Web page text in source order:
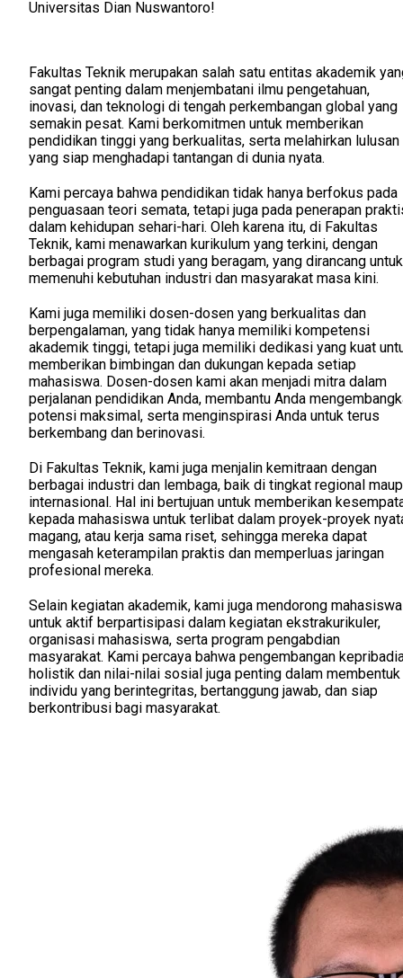
Universitas Dian Nuswantoro!
Fakultas Teknik merupakan salah satu entitas akademik
sangat penting dalam menjembatani ilmu pengetahuan,
inovasi, dan teknologi di tengah perkembangan global yang
semakin pesat. Kami berkomitmen untuk memberikan
pendidikan tinggi yang berkualitas, serta melahirkan lulusan
yang siap menghadapi tantangan di dunia nyata.
Kami percaya bahwa pendidikan tidak hanya berfokus pada
penguasaan teori semata, tetapi juga pada penerapan
dalam kehidupan sehari-hari. Oleh karena itu, di Fakultas
Teknik, kami menawarkan kurikulum yang terkini, dengan
berbagai program studi yang beragam, yang dirancang untuk
memenuhi kebutuhan industri dan masyarakat masa kini.
Kami juga memiliki dosen-dosen yang berkualitas dan
berpengalaman, yang tidak hanya memiliki kompetensi
akademik tinggi, tetapi juga memiliki dedikasi yang kuat
memberikan bimbingan dan dukungan kepada setiap
mahasiswa. Dosen-dosen kami akan menjadi mitra dalam
perjalanan pendidikan Anda, membantu Anda
potensi maksimal, serta menginspirasi Anda untuk terus
berkembang dan berinovasi.
Di Fakultas Teknik, kami juga menjalin kemitraan dengan
berbagai industri dan lembaga, baik di tingkat regional
internasional. Hal ini bertujuan untuk memberikan
kepada mahasiswa untuk terlibat dalam proyek-proyek
magang, atau kerja sama riset, sehingga mereka dapat
mengasah keterampilan praktis dan memperluas jaringan
profesional mereka.
Selain kegiatan akademik, kami juga mendorong mahasiswa
untuk aktif berpartisipasi dalam kegiatan ekstrakurikuler,
organisasi mahasiswa, serta program pengabdian
masyarakat. Kami percaya bahwa pengembangan
holistik dan nilai-nilai sosial juga penting dalam membentuk
individu yang berintegritas, bertanggung jawab, dan siap
berkontribusi bagi masyarakat.